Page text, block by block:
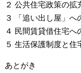
２ 公共住宅政策の拡
３ 「追い出し屋」
４ 民間賃貸借住宅へ
５ 生活保護制度と住
あとがき